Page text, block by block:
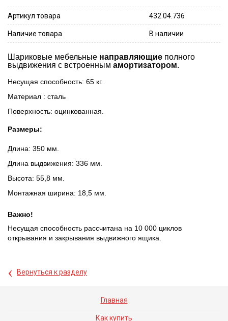
Артикул товара 432.04.736
Наличие товара В наличии
Шариковые мебельные направляющие полного
выдвижения c встроенным амортизатором.
Несущая способность: 65 кг.
Материал : сталь
Поверхность: оцинкованная.
Размеры:
Длина: 350 мм.
Длина выдвижения: 336 мм.
Высота: 55,8 мм.
Монтажная ширина: 18,5 мм.
Важно!
Несущая способность рассчитана на 10 000 циклов
открывания и закрывания выдвижного ящика.
‹ Вернуться к разделу
Главная
Как купить